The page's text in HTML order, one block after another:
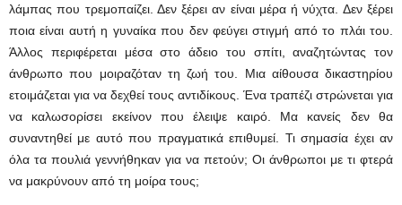
λάμπας που τρεμοπαίζει. Δεν ξέρει αν είναι μέρα ή νύχτα. Δεν ξέρει
ποια είναι αυτή η γυναίκα που δεν φεύγει στιγμή από το πλάι του.
Άλλος περιφέρεται μέσα στο άδειο του σπίτι, αναζητώντας τον
άνθρωπο που μοιραζόταν τη ζωή του. Μια αίθουσα δικαστηρίου
ετοιμάζεται για να δεχθεί τους αντιδίκους. Ένα τραπέζι στρώνεται για
να καλωσορίσει εκείνον που έλειψε καιρό. Μα κανείς δεν θα
συναντηθεί με αυτό που πραγματικά επιθυμεί. Τι σημασία έχει αν
όλα τα πουλιά γεννήθηκαν για να πετούν; Οι άνθρωποι με τι φτερά
να μακρύνουν από τη μοίρα τους;